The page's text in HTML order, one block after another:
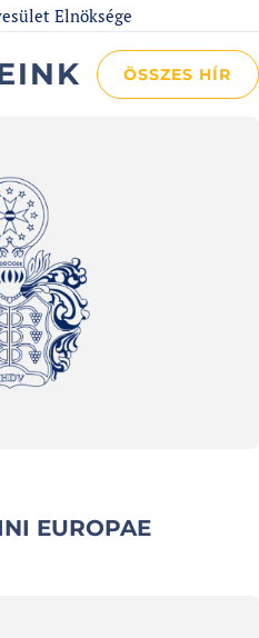
Elnöksége
ÖSSZES HÍR
EUROPAE